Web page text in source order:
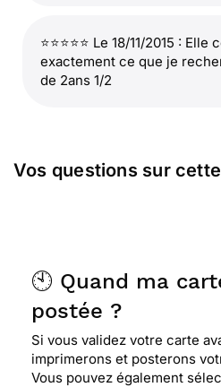
⭐⭐⭐⭐⭐ Le 18/11/2015 :
exactement ce que je
de 2ans 1/2
Vos questions sur
🕙 Quand ma
postée ?
Si vous validez votre carte
imprimerons et posterons
Vous pouvez également